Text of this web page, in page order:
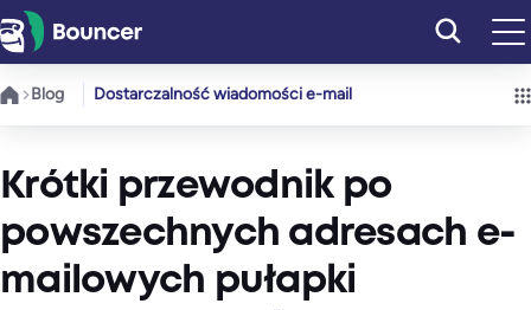
Przejdź
do
treści
Blog Dostarczalność wiadomości e-mail
Krótki przewodnik po
powszechnych adresach e-
mailowych pułapki